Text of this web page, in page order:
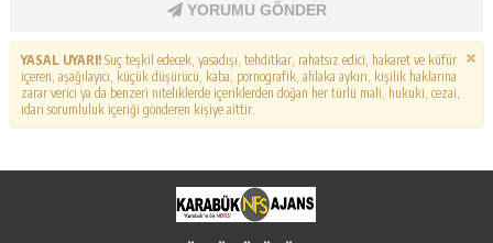
YORUMU GÖNDER
YASAL UYARI!Suç teşkil edecek, yasadışı, tehditkar, rahatsız edici, hakaret ve küfür
içeren, aşağılayıcı, küçük düşürücü, kaba, pornografik, ahlaka aykırı, kişilik haklarına
zarar verici ya da benzeri niteliklerde içeriklerden doğan her türlü mali, hukuki, cezai,
idari sorumluluk içeriği gönderen kişiye aittir.